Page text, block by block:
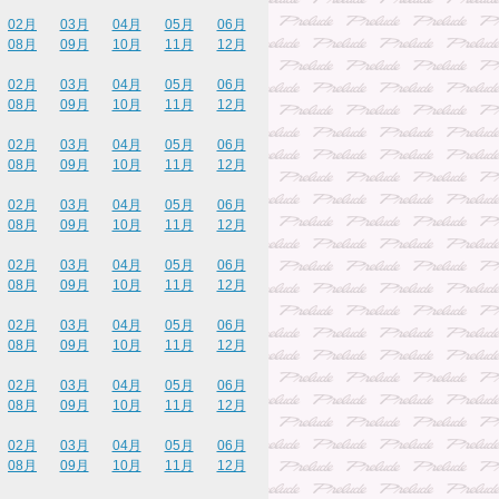
02月 03月 04月 05月
06月
08月
09月 10月 11月 12月
02月 03月 04月 05月
06月
08月
09月 10月 11月 12月
02月 03月 04月 05月
06月
08月
09月 10月 11月 12月
02月 03月 04月 05月
06月
08月
09月 10月 11月 12月
02月 03月 04月 05月
06月
08月
09月 10月 11月 12月
02月 03月 04月 05月
06月
08月
09月 10月 11月 12月
02月 03月 04月 05月
06月
08月
09月 10月 11月 12月
02月 03月 04月 05月
06月
08月
09月 10月 11月 12月